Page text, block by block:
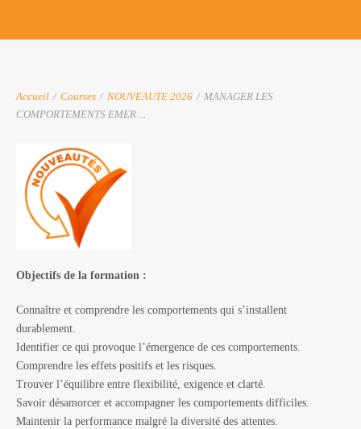
Accueil / Courses / NOUVEAUTE 2026 / MANAGER LES
COMPORTEMENTS EMER ...
Objectifs de la formation :
Connaître et comprendre les comportements qui s’installent
durablement.
Identifier ce qui provoque l’émergence de ces comportements.
Comprendre les effets positifs et les risques.
Trouver l’équilibre entre flexibilité, exigence et clarté.
Savoir désamorcer et accompagner les comportements difficiles.
Maintenir la performance malgré la diversité des attentes.